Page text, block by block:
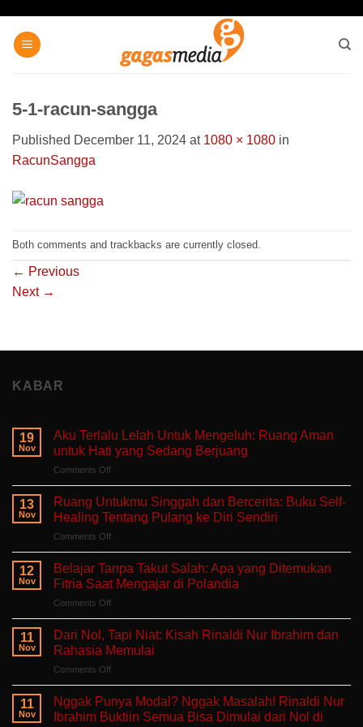
content
5-1-racun-sangga
Published December 11, 2024 at 1080 × 1080 in
RacunSangga
Both comments and trackbacks are currently closed.
← Previous
Next →
KABAR
19
Nov
Aku Terlalu Lelah Untuk Mengeluh: Ruang Aman
untuk Hati yang Sedang Berjuang
Comments Offon
Terlalu
Untuk
Mengeluh:
Ruang
Aman
untuk
Sedang
Berjuang
13
Nov
Ruang Untukmu Singgah dan Bercerita: Buku Self-
Healing Tentang Pulang ke Diri Sendiri
Comments Offon
Untukmu
Singgah
dan
Bercerita:
Buku
Self-
Healing
ke
Diri
Sendiri
12
Nov
Belajar Tanpa Takut Salah: Apa yang Ditemukan
Fitria Saat Mengajar di Polandia
Comments Offon
Tanpa
Takut
Salah:
Apa
yang
Ditemukan
Fitria
11
Nov
Dari Nol, Tapi Niat: Kisah Rinaldi Nur Ibrahim dan
Rahasia Memulai
Comments Offon
Tapi
Niat:
11
Nov
Nggak Punya Modal? Nggak Masalah! Rinaldi Nur
Ibrahim Buktiin Semua Bisa Dimulai dari Nol di